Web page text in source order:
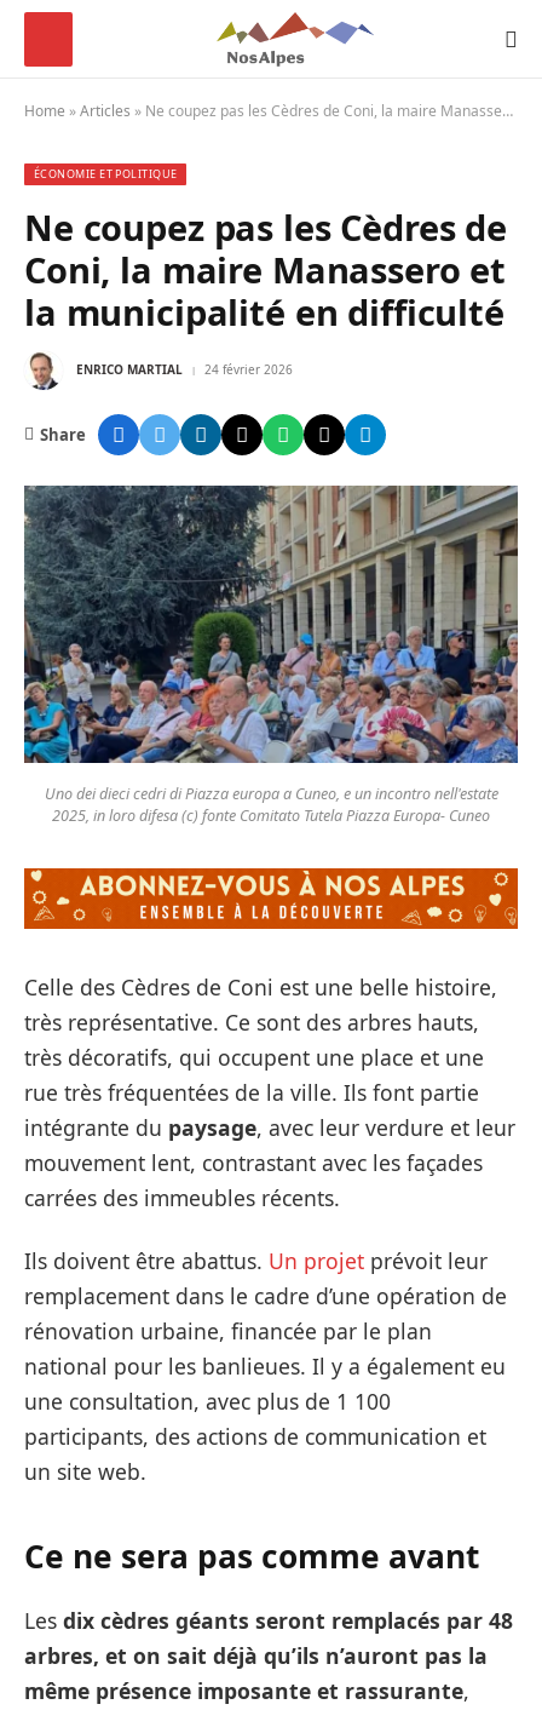
Home »Articles » Ne coupez pas les Cèdres de Coni, la maire Manassero et la municipalité en difficulté
ÉCONOMIE ET POLITIQUE
Ne coupez pas les Cèdres de
Coni, la maire Manassero et
la municipalité en difficulté
ENRICO MARTIAL 24 février 2026
Share
Uno dei dieci cedri di Piazza europa a Cuneo, e un incontro nell'estate
2025, in loro difesa (c) fonte Comitato Tutela Piazza Europa- Cuneo
Celle des Cèdres de Coni est une belle histoire,
très représentative. Ce sont des arbres hauts,
très décoratifs, qui occupent une place et une
rue très fréquentées de la ville. Ils font partie
intégrante du paysage, avec leur verdure et leur
mouvement lent, contrastant avec les façades
carrées des immeubles récents.
Ils doivent être abattus. Un projet prévoit leur
remplacement dans le cadre d’une opération de
rénovation urbaine, financée par le plan
national pour les banlieues. Il y a également eu
une consultation, avec plus de 1 100
participants, des actions de communication et
un site web.
Ce ne sera pas comme avant
Les dix cèdres géants seront remplacés par 48
arbres, et on sait déjà qu’ils n’auront pas la
même présence imposante et rassurante,